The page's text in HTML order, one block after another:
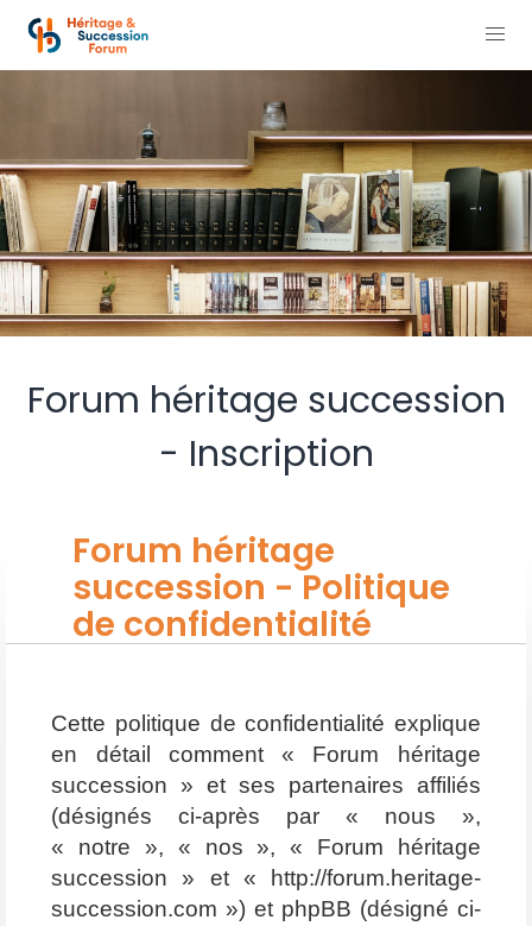
Forum héritage succession
- Inscription
Forum héritage
succession - Politique
de confidentialité
Cette politique de confidentialité explique
en détail comment « Forum héritage
succession » et ses partenaires affiliés
(désignés ci-après par « nous »,
« notre », « nos », « Forum héritage
succession » et « http://forum.heritage-
succession.com ») et phpBB (désigné ci-